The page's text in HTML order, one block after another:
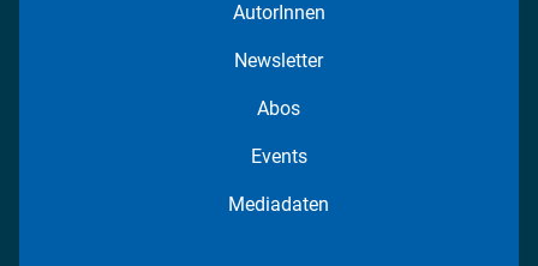
AutorInnen
Newsletter
Abos
Events
Mediadaten